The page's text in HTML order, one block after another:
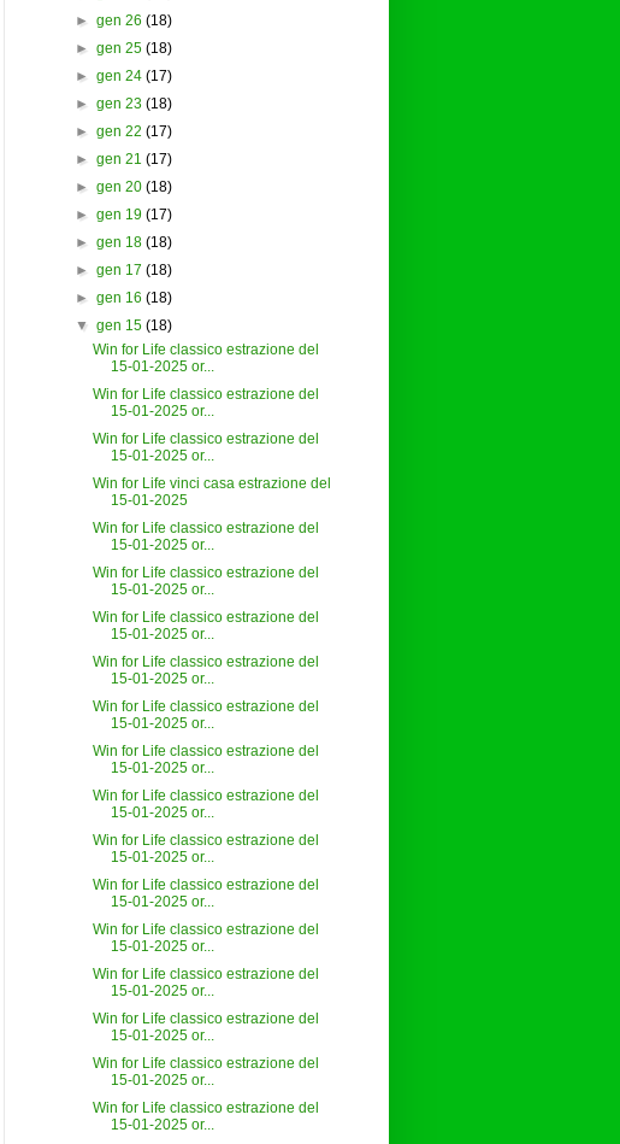
► gen 26 (18)
► gen 25 (18)
► gen 24 (17)
► gen 23 (18)
► gen 22 (17)
► gen 21 (17)
► gen 20 (18)
► gen 19 (17)
► gen 18 (18)
► gen 17 (18)
► gen 16 (18)
▼ gen 15 (18)
Win for Life classico estrazione del
15-01-2025 or...
Win for Life classico estrazione del
15-01-2025 or...
Win for Life classico estrazione del
15-01-2025 or...
Win for Life vinci casa estrazione del
15-01-2025
Win for Life classico estrazione del
15-01-2025 or...
Win for Life classico estrazione del
15-01-2025 or...
Win for Life classico estrazione del
15-01-2025 or...
Win for Life classico estrazione del
15-01-2025 or...
Win for Life classico estrazione del
15-01-2025 or...
Win for Life classico estrazione del
15-01-2025 or...
Win for Life classico estrazione del
15-01-2025 or...
Win for Life classico estrazione del
15-01-2025 or...
Win for Life classico estrazione del
15-01-2025 or...
Win for Life classico estrazione del
15-01-2025 or...
Win for Life classico estrazione del
15-01-2025 or...
Win for Life classico estrazione del
15-01-2025 or...
Win for Life classico estrazione del
15-01-2025 or...
Win for Life classico estrazione del
15-01-2025 or...